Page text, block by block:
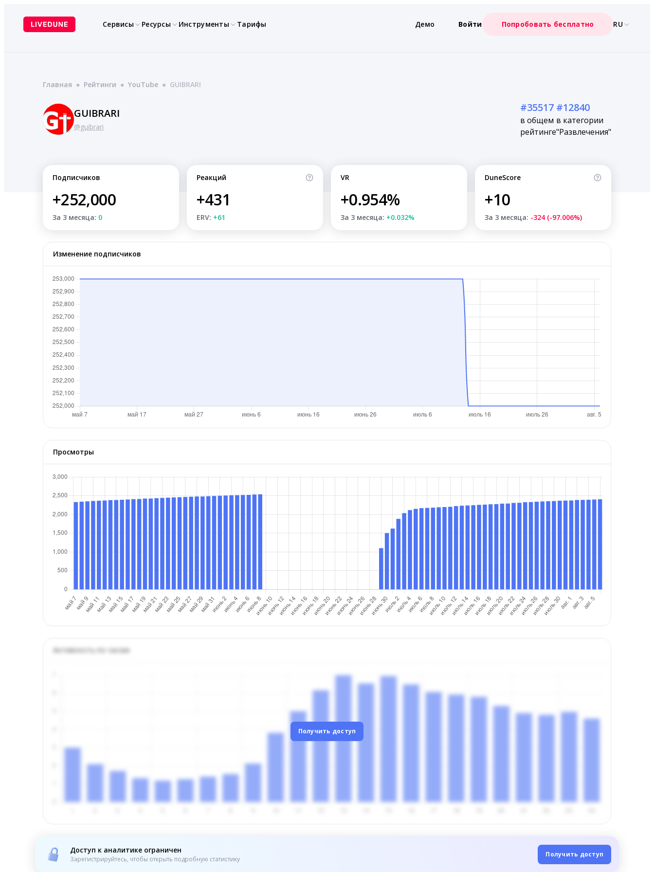
содержимому
Сервисы Ресурсы Инструменты Тарифы Демо Войти Попробовать бесплатно RU
Главная ● Рейтинги ● YouTube ● GUIBRARI
GUIBRARI
@guibrari
#35517
в общем
рейтинге
#12840
в категории
"Развлечения"
Подписчиков
+252,000
За 3 месяца: 0
Реакций
+431
ERV: +61
VR
+0.954%
За 3 месяца: +0.032%
DuneScore
+10
За 3 месяца: -324 (-97.006%)
Изменение подписчиков
Просмотры
Активность по часам
Получить доступ
Доступ к аналитике ограничен
Зарегистрируйтесь, чтобы открыть подробную статистику
Получить доступ